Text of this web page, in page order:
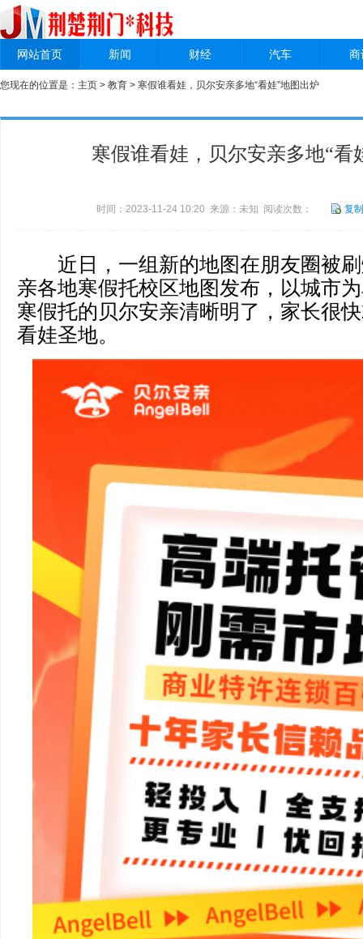
网站首页 新闻 财经 汽车
您现在的位置是： 主页 > 教育 > 寒假谁看娃，贝尔安亲多地“看娃”地图出炉
寒假谁看娃，贝尔安亲多地“看
时间：2023-11-24 10:20 来源：未知 阅读次数： 复
近日，一组新的地图在朋友圈被刷
亲各地寒假托校区地图发布，以城市
寒假托的贝尔安亲清晰明了，家长很
看娃圣地。